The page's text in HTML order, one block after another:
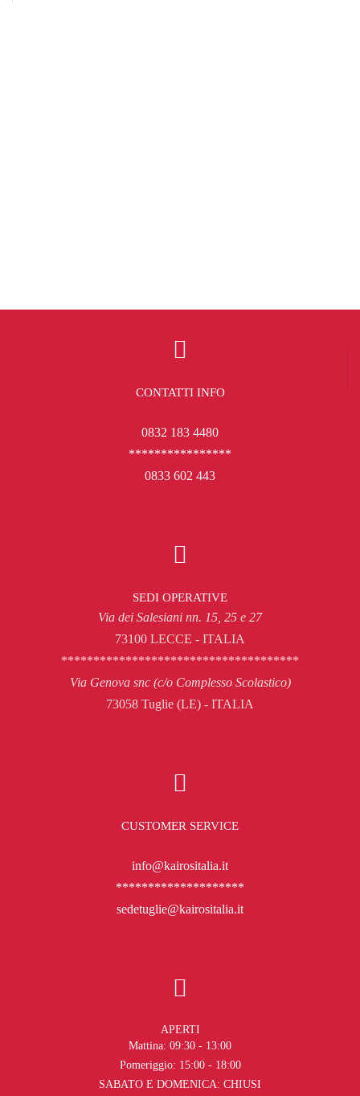
CONTATTI INFO
0832 183 4480
****************
0833 602 443
SEDI OPERATIVE
Via dei Salesiani nn. 15, 25 e 27
73100 LECCE - ITALIA
*************************************
Via Genova snc (c/o Complesso Scolastico)
73058 Tuglie (LE) - ITALIA
CUSTOMER SERVICE
info@kairositalia.it
********************
sedetuglie@kairositalia.it
APERTI
Mattina: 09:30 - 13:00
Pomeriggio: 15:00 - 18:00
SABATO E DOMENICA: CHIUSI